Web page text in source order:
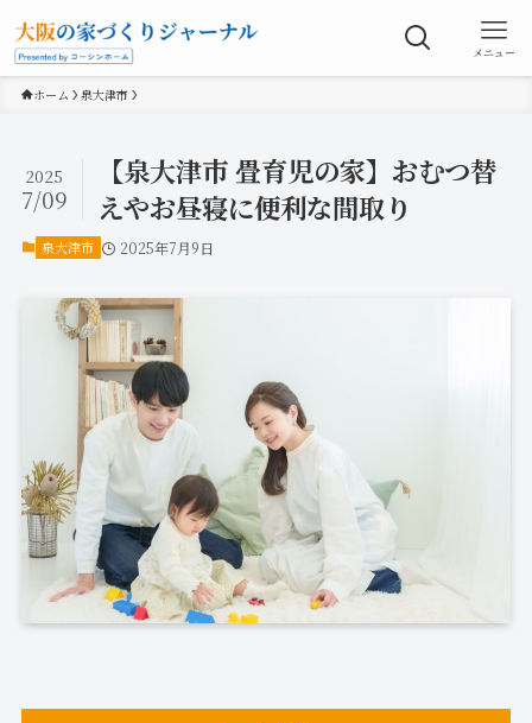
メニュー
ホーム 泉大津市
【泉大津市 畳育児の家】おむつ替
えやお昼寝に便利な間取り
2025
7/09
泉大津市 2025年7月9日